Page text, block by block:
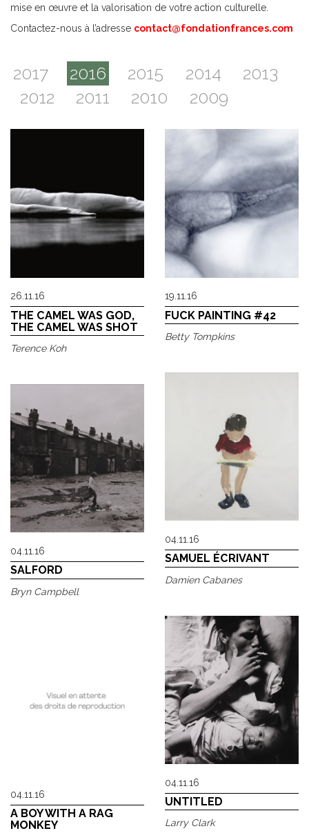
mise en œuvre et la valorisation de votre action culturelle.
Contactez-nous à l’adresse contact@fondationfrances.com
2017 2016 2015 2014
2013
2012
2011 2010 2009
26.11.16
THE CAMEL WAS GOD,
THE CAMEL WAS SHOT
Terence Koh
19.11.16
FUCK PAINTING #42
Betty Tompkins
04.11.16
SAMUEL ÉCRIVANT
Damien Cabanes
04.11.16
SALFORD
Bryn Campbell
04.11.16
UNTITLED
Larry Clark
04.11.16
A BOY WITH A RAG
MONKEY